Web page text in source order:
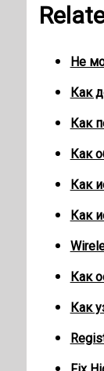
Не
Как
Как
Как
Как
Как
Как
Как